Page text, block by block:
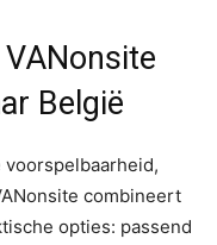
België
combineert
opties: passend